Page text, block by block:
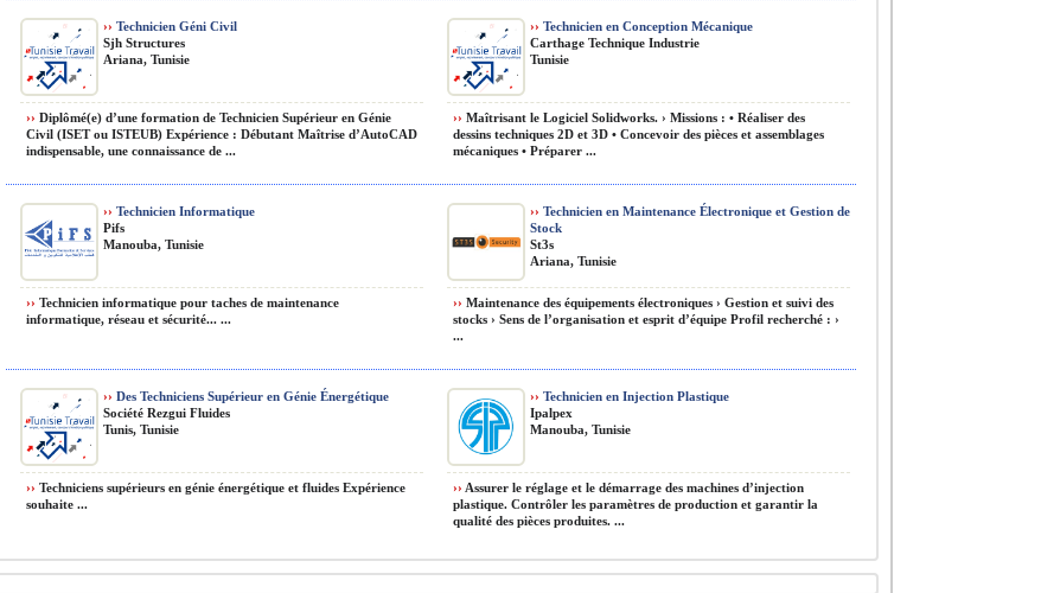
›› Technicien Géni Civil
Sjh Structures
Ariana, Tunisie
›› Diplômé(e) d’une formation de Technicien Supérieur en Génie
Civil (ISET ou ISTEUB) Expérience : Débutant Maîtrise d’AutoCAD
indispensable, une connaissance de ...
›› Technicien en Conception Mécanique
Carthage Technique Industrie
Tunisie
›› Maîtrisant le Logiciel Solidworks. › Missions : • Réaliser des
dessins techniques 2D et 3D • Concevoir des pièces et assemblages
mécaniques • Préparer ...
›› Technicien Informatique
Pifs
Manouba, Tunisie
›› Technicien informatique pour taches de maintenance
informatique, réseau et sécurité... ...
›› Technicien en Maintenance Électronique et Gestion de
Stock
St3s
Ariana, Tunisie
›› Maintenance des équipements électroniques › Gestion et suivi des
stocks › Sens de l’organisation et esprit d’équipe Profil recherché : ›
...
›› Des Techniciens Supérieur en Génie Énergétique
Société Rezgui Fluides
Tunis, Tunisie
›› Techniciens supérieurs en génie énergétique et fluides Expérience
souhaite ...
›› Technicien en Injection Plastique
Ipalpex
Manouba, Tunisie
›› Assurer le réglage et le démarrage des machines d’injection
plastique. Contrôler les paramètres de production et garantir la
qualité des pièces produites. ...